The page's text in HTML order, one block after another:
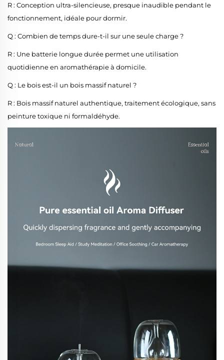
R : Conception ultra-silencieuse, presque inaudible pendant le
fonctionnement, idéale pour dormir.
Q : Combien de temps dure-t-il sur une seule charge ?
R : Une batterie longue durée permet une utilisation
quotidienne en aromathérapie à domicile.
Q : Le bois est-il un bois massif naturel ?
R : Bois massif naturel authentique, traitement écologique, sans
peinture toxique ni formaldéhyde.